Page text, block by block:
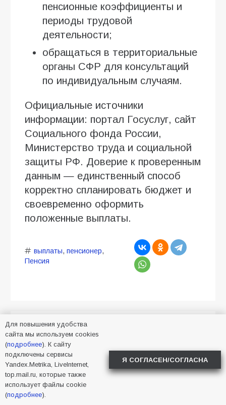
пенсионные коэффициенты и
периоды трудовой
деятельности;
обращаться в территориальные
органы СФР для консультаций
по индивидуальным случаям.
Официальные источники
информации: портал Госуслуг, сайт
Социального фонда России,
Министерство труда и социальной
защиты РФ. Доверие к проверенным
данным — единственный способ
корректно спланировать бюджет и
своевременно оформить
положенные выплаты.
выплаты, пенсионер,
Пенсия
Почему сосед получил
470 рублей, а вы — 235:
вся правда об
августовском
перерасчёте пенсий
Для повышения удобства
сайта мы используем cookies
(подробнее). К сайту
подключены сервисы
Yandex.Metrika, LiveInternet,
top.mail.ru, которые также
использует файлы cookie
(подробнее).
Я СОГЛАСЕН/СОГЛАСНА